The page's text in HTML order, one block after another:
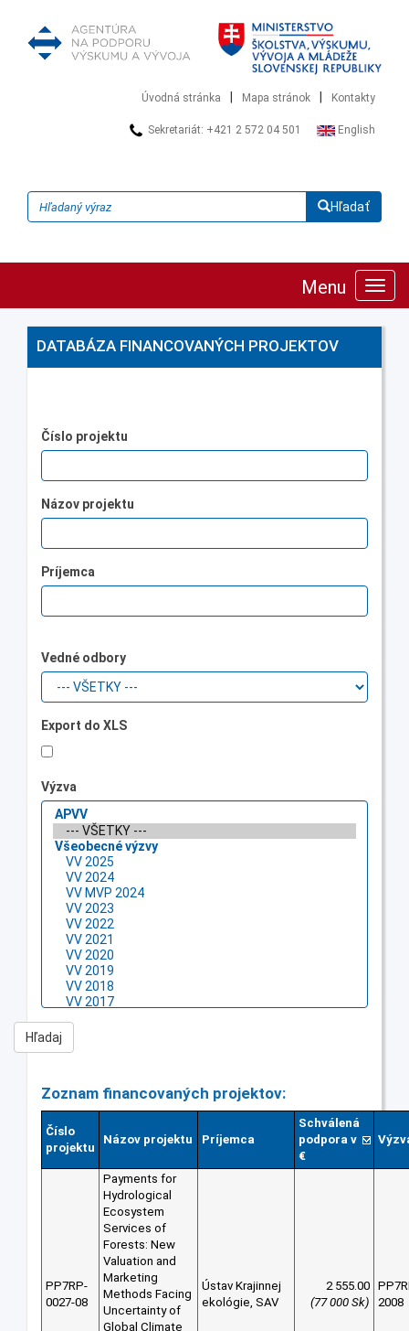
Úvodná stránka Mapa stránok Kontakty
Sekretariát: +421 2 572 04 501 English
Hľadať
Menu
DATABÁZA FINANCOVANÝCH PROJEKTOV
Číslo projektu
Názov projektu
Príjemca
Vedné odbory
Export do XLS
Výzva
Zoznam financovaných projektov:
Číslo
projektu
Názov projektu Príjemca
Schválená
podpora v
€
PP7RP-
0027-08
Payments for
Hydrological
Ecosystem
Services of
Forests: New
Valuation and
Marketing
Methods Facing
Uncertainty of
Global Climate
Ústav Krajinnej
ekológie, SAV
2 555.00
(77 000 Sk)
2008